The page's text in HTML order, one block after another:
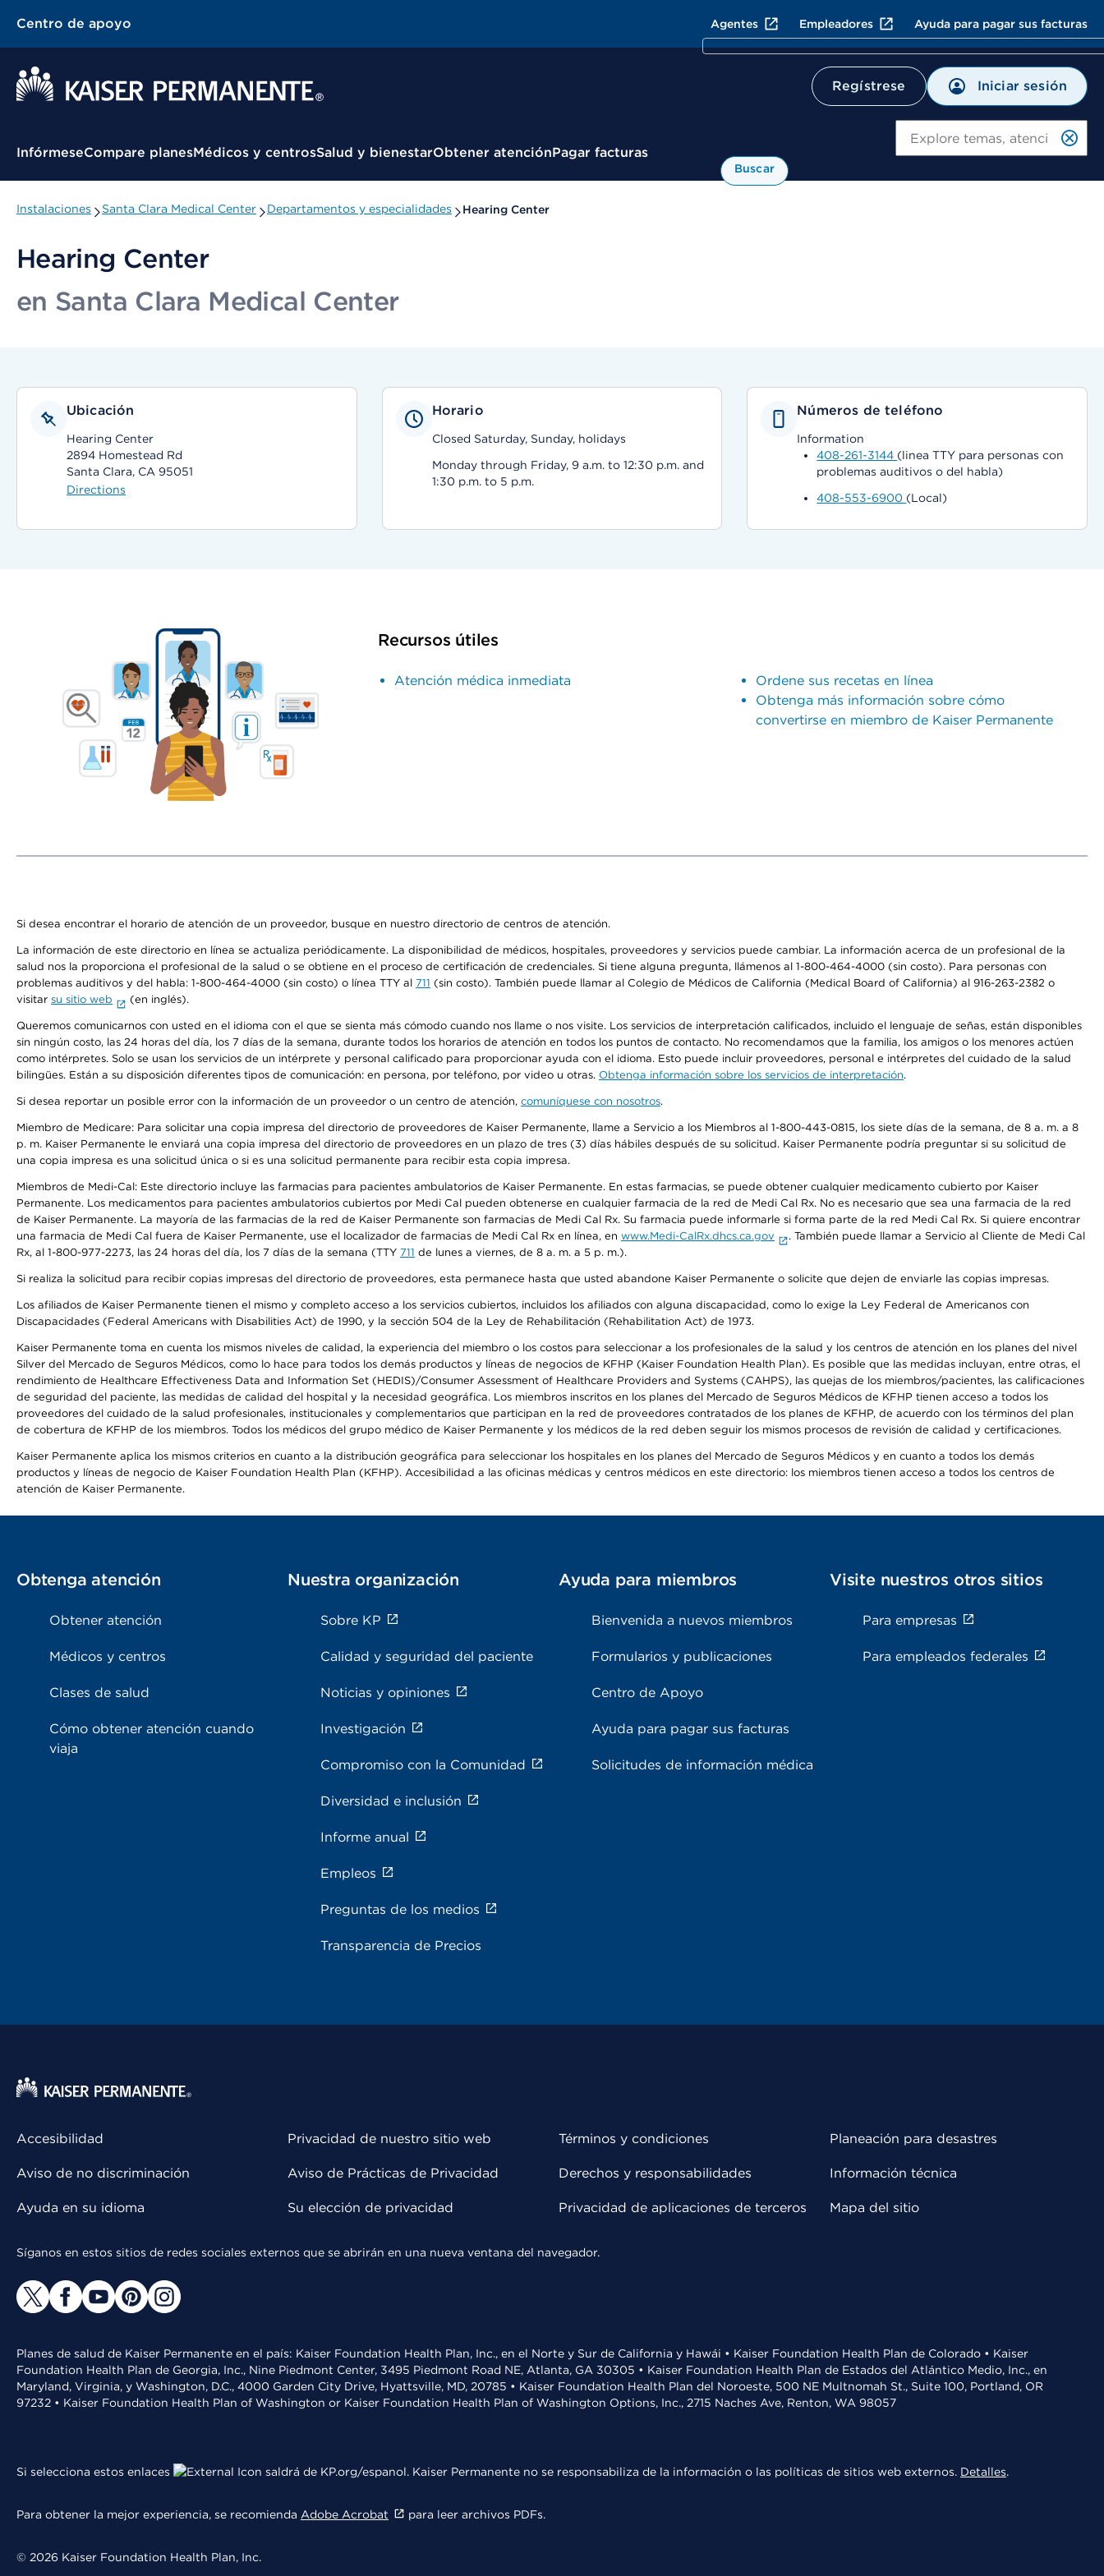
Centro de apoyo Agentes Empleadores Ayuda para pagar sus facturas
Regístrese Iniciar sesión
Menú contextual
InfórmeseCompare planesMédicos y centrosSalud y bienestarObtener atenciónPagar facturas
Buscar
Instalaciones Santa Clara Medical Center Departamentos y especialidades Hearing Center
Hearing Center
en Santa Clara Medical Center
Ubicación
Hearing Center
2894 Homestead Rd
Santa Clara, CA 95051
Directions
Horario
Closed Saturday, Sunday, holidays
Monday through Friday, 9 a.m. to 12:30 p.m. and
1:30 p.m. to 5 p.m.
Números de teléfono
Information
408-261-3144 (linea TTY para personas con
problemas auditivos o del habla)
408-553-6900 (Local)
Recursos útiles
Atención médica inmediata
Ordene sus recetas en línea
Obtenga más información sobre cómo
convertirse en miembro de Kaiser Permanente
Si desea encontrar el horario de atención de un proveedor, busque en nuestro directorio de centros de atención.
La información de este directorio en línea se actualiza periódicamente. La disponibilidad de médicos, hospitales, proveedores y servicios puede cambiar. La información acerca de un profesional de la
salud nos la proporciona el profesional de la salud o se obtiene en el proceso de certificación de credenciales. Si tiene alguna pregunta, llámenos al 1-800-464-4000 (sin costo). Para personas con
problemas auditivos y del habla: 1-800-464-4000 (sin costo) o línea TTY al 711 (sin costo). También puede llamar al Colegio de Médicos de California (Medical Board of California) al 916-263-2382 o
visitar su sitio web (en inglés).
Queremos comunicarnos con usted en el idioma con el que se sienta más cómodo cuando nos llame o nos visite. Los servicios de interpretación calificados, incluido el lenguaje de señas, están disponibles
sin ningún costo, las 24 horas del día, los 7 días de la semana, durante todos los horarios de atención en todos los puntos de contacto. No recomendamos que la familia, los amigos o los menores actúen
como intérpretes. Solo se usan los servicios de un intérprete y personal calificado para proporcionar ayuda con el idioma. Esto puede incluir proveedores, personal e intérpretes del cuidado de la salud
bilingües. Están a su disposición diferentes tipos de comunicación: en persona, por teléfono, por video u otras. Obtenga información sobre los servicios de interpretación.
Si desea reportar un posible error con la información de un proveedor o un centro de atención, comuníquese con nosotros.
Miembro de Medicare: Para solicitar una copia impresa del directorio de proveedores de Kaiser Permanente, llame a Servicio a los Miembros al 1-800-443-0815, los siete días de la semana, de 8 a. m. a 8
p. m. Kaiser Permanente le enviará una copia impresa del directorio de proveedores en un plazo de tres (3) días hábiles después de su solicitud. Kaiser Permanente podría preguntar si su solicitud de
una copia impresa es una solicitud única o si es una solicitud permanente para recibir esta copia impresa.
Miembros de Medi-Cal: Este directorio incluye las farmacias para pacientes ambulatorios de Kaiser Permanente. En estas farmacias, se puede obtener cualquier medicamento cubierto por Kaiser
Permanente. Los medicamentos para pacientes ambulatorios cubiertos por Medi Cal pueden obtenerse en cualquier farmacia de la red de Medi Cal Rx. No es necesario que sea una farmacia de la red
de Kaiser Permanente. La mayoría de las farmacias de la red de Kaiser Permanente son farmacias de Medi Cal Rx. Su farmacia puede informarle si forma parte de la red Medi Cal Rx. Si quiere encontrar
una farmacia de Medi Cal fuera de Kaiser Permanente, use el localizador de farmacias de Medi Cal Rx en línea, en www.Medi-CalRx.dhcs.ca.gov
. También puede llamar a Servicio al Cliente de Medi Cal
Rx, al 1-800-977-2273, las 24 horas del día, los 7 días de la semana (TTY 711 de lunes a viernes, de 8 a. m. a 5 p. m.).
Si realiza la solicitud para recibir copias impresas del directorio de proveedores, esta permanece hasta que usted abandone Kaiser Permanente o solicite que dejen de enviarle las copias impresas.
Los afiliados de Kaiser Permanente tienen el mismo y completo acceso a los servicios cubiertos, incluidos los afiliados con alguna discapacidad, como lo exige la Ley Federal de Americanos con
Discapacidades (Federal Americans with Disabilities Act) de 1990, y la sección 504 de la Ley de Rehabilitación (Rehabilitation Act) de 1973.
Kaiser Permanente toma en cuenta los mismos niveles de calidad, la experiencia del miembro o los costos para seleccionar a los profesionales de la salud y los centros de atención en los planes del nivel
Silver del Mercado de Seguros Médicos, como lo hace para todos los demás productos y líneas de negocios de KFHP (Kaiser Foundation Health Plan). Es posible que las medidas incluyan, entre otras, el
rendimiento de Healthcare Effectiveness Data and Information Set (HEDIS)/Consumer Assessment of Healthcare Providers and Systems (CAHPS), las quejas de los miembros/pacientes, las calificaciones
de seguridad del paciente, las medidas de calidad del hospital y la necesidad geográfica. Los miembros inscritos en los planes del Mercado de Seguros Médicos de KFHP tienen acceso a todos los
proveedores del cuidado de la salud profesionales, institucionales y complementarios que participan en la red de proveedores contratados de los planes de KFHP, de acuerdo con los términos del plan
de cobertura de KFHP de los miembros. Todos los médicos del grupo médico de Kaiser Permanente y los médicos de la red deben seguir los mismos procesos de revisión de calidad y certificaciones.
Kaiser Permanente aplica los mismos criterios en cuanto a la distribución geográfica para seleccionar los hospitales en los planes del Mercado de Seguros Médicos y en cuanto a todos los demás
productos y líneas de negocio de Kaiser Foundation Health Plan (KFHP). Accesibilidad a las oficinas médicas y centros médicos en este directorio: los miembros tienen acceso a todos los centros de
atención de Kaiser Permanente.
Obtenga atención
Obtener atención
Médicos y centros
Clases de salud
Cómo obtener atención cuando
viaja
Nuestra organización
Sobre KP
Calidad y seguridad del paciente
Noticias y opiniones
Investigación
Compromiso con la Comunidad
Diversidad e inclusión
Informe anual
Empleos
Preguntas de los medios
Transparencia de Precios
Ayuda para miembros
Bienvenida a nuevos miembros
Formularios y publicaciones
Centro de Apoyo
Ayuda para pagar sus facturas
Solicitudes de información médica
Visite nuestros otros sitios
Para empresas
Para empleados federales
Accesibilidad
Aviso de no discriminación
Ayuda en su idioma
Privacidad de nuestro sitio web
Aviso de Prácticas de Privacidad
Su elección de privacidad
Términos y condiciones
Derechos y responsabilidades
Privacidad de aplicaciones de terceros
Planeación para desastres
Información técnica
Mapa del sitio
Síganos en estos sitios de redes sociales externos que se abrirán en una nueva ventana del navegador.
Planes de salud de Kaiser Permanente en el país: Kaiser Foundation Health Plan, Inc., en el Norte y Sur de California y Hawái • Kaiser Foundation Health Plan de Colorado • Kaiser
Foundation Health Plan de Georgia, Inc., Nine Piedmont Center, 3495 Piedmont Road NE, Atlanta, GA 30305 • Kaiser Foundation Health Plan de Estados del Atlántico Medio, Inc., en
Maryland, Virginia, y Washington, D.C., 4000 Garden City Drive, Hyattsville, MD, 20785 • Kaiser Foundation Health Plan del Noroeste, 500 NE Multnomah St., Suite 100, Portland, OR
97232 • Kaiser Foundation Health Plan of Washington or Kaiser Foundation Health Plan of Washington Options, Inc., 2715 Naches Ave, Renton, WA 98057
Si selecciona estos enlaces saldrá de KP.org/espanol. Kaiser Permanente no se responsabiliza de la información o las políticas de sitios web externos. Detalles.
Para obtener la mejor experiencia, se recomienda Adobe Acrobat para leer archivos PDFs.
© 2026 Kaiser Foundation Health Plan, Inc.